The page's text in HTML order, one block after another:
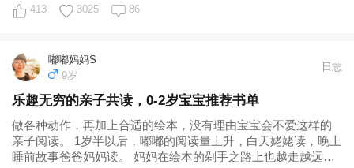
413 3025 86
嘟嘟妈妈S
9岁
日志
乐趣无穷的亲子共读，0-2岁宝宝推荐书单
做各种动作，再加上合适的绘本，没有理由宝宝会不爱这样的
亲子阅读。 1岁半以后，嘟嘟的阅读量上升，白天姥姥读，晚上
睡前故事爸爸妈妈读。 妈妈在绘本的剁手之路上也越走越远，